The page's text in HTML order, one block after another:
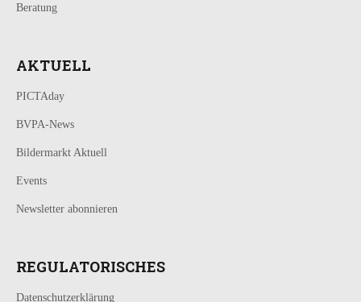
Beratung
AKTUELL
PICTAday
BVPA-News
Bildermarkt Aktuell
Events
Newsletter abonnieren
REGULATORISCHES
Datenschutzerklärung